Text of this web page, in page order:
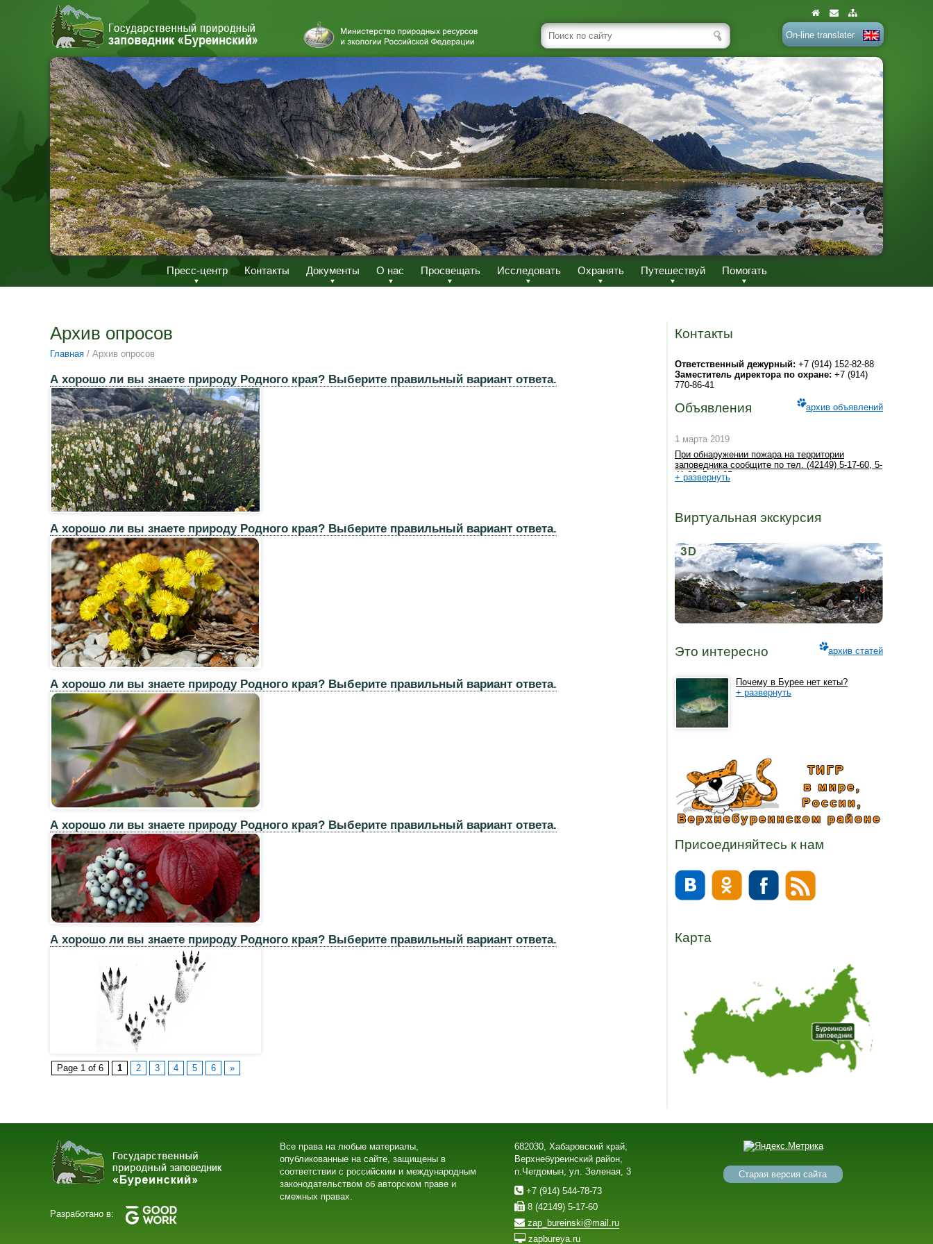
On-line translater
Пресс-центр Контакты Документы О нас Просвещать Исследовать Охранять Путешествуй Помогать
Архив опросов
Главная / Архив опросов
А хорошо ли вы знаете природу Родного края? Выберите правильный вариант ответа.
А хорошо ли вы знаете природу Родного края? Выберите правильный вариант ответа.
А хорошо ли вы знаете природу Родного края? Выберите правильный вариант ответа.
А хорошо ли вы знаете природу Родного края? Выберите правильный вариант ответа.
А хорошо ли вы знаете природу Родного края? Выберите правильный вариант ответа.
Page 1 of 6 1 2 3 4 5 6 »
Контакты
Ответственный дежурный: +7 (914) 152-82-88
Заместитель директора по охране: +7 (914)
770-86-41
Объявления архив объявлений
1 марта 2019
При обнаружении пожара на территории
заповедника сообщите по тел. (42149) 5-17-60, 5-
41-35, 5-44-95
+ развернуть
Виртуальная экскурсия
Это интересно архив статей
Почему в Бурее нет кеты?
+ развернуть
Присоединяйтесь к нам
Карта
Разработано в:
Все права на любые материалы,
опубликованные на сайте, защищены в
соответствии с российским и международным
законодательством об авторском праве и
смежных правах.
682030, Хабаровский край,
Верхнебуреинский район,
п.Чегдомын, ул. Зеленая, 3
+7 (914) 544-78-73
8 (42149) 5-17-60
zap_bureinski@mail.ru
zapbureya.ru
Старая версия сайта